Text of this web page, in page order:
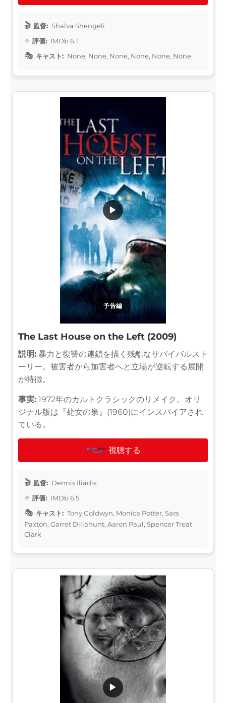
監督: Shalva Shengeli
評価: IMDb 6.1
キャスト: None, None, None, None, None, None
予告編
▶
The Last House on the Left (2009)
説明: 暴力と復讐の連鎖を描く残酷なサバイバルスト
ーリー。被害者から加害者へと立場が逆転する展開
が特徴。
事実: 1972年のカルトクラシックのリメイク。オリ
ジナル版は『处女の泉』(1960)にインスパイアされ
ている。
視聴する
監督: Dennis Iliadis
評価: IMDb 6.5
キャスト: Tony Goldwyn, Monica Potter, Sara
Paxton, Garret Dillahunt, Aaron Paul, Spencer Treat
Clark
▶